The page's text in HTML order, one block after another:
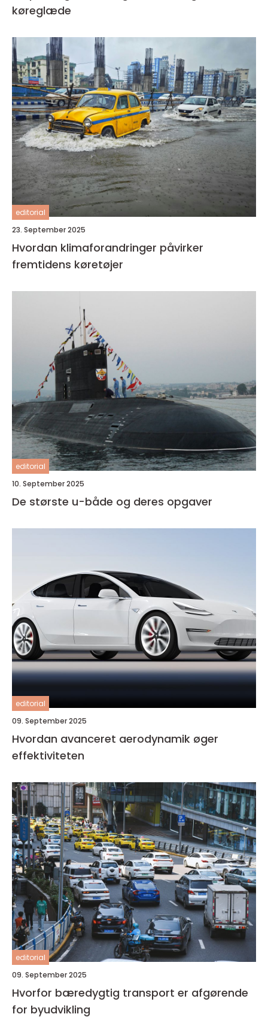
køreglæde
editorial
23. September 2025
Hvordan klimaforandringer påvirker
fremtidens køretøjer
editorial
10. September 2025
De største u-både og deres opgaver
editorial
09. September 2025
Hvordan avanceret aerodynamik øger
effektiviteten
editorial
09. September 2025
Hvorfor bæredygtig transport er afgørende
for byudvikling